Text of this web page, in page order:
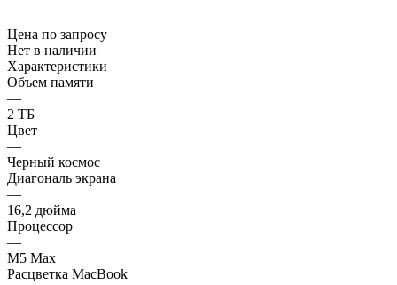
Цена по запросу
Нет в наличии
Характеристики
Объем памяти
—
2 ТБ
Цвет
—
Черный космос
Диагональ экрана
—
16,2 дюйма
Процессор
—
M5 Max
Расцветка MacBook